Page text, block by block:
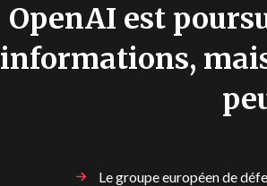
OpenAI est
informations,
Le groupe européen de